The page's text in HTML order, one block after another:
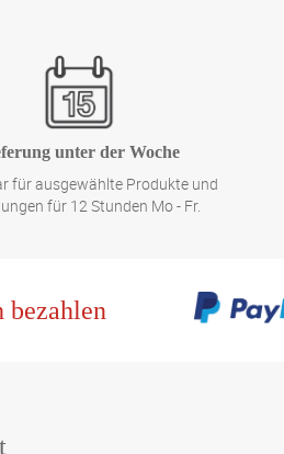
unter der Woche
für ausgewählte Produkte und
für 12 Stunden Mo - Fr.
bezahlen